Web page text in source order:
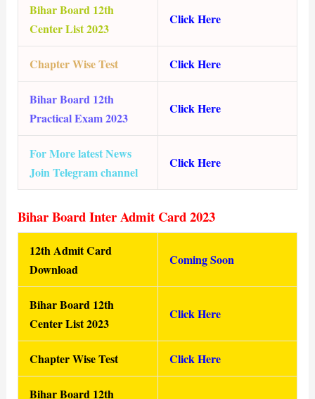
Bihar Board 12th
Center List 2023
Click Here
Chapter Wise Test Click Here
Bihar Board 12th
Practical Exam 2023
Click Here
For More latest News
Join Telegram channel
Click Here
Bihar Board Inter Admit Card 2023
12th Admit Card
Download
Coming Soon
Bihar Board 12th
Center List 2023
Click Here
Chapter Wise Test Click Here
Bihar Board 12th